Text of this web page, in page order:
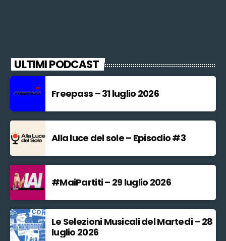
ULTIMI PODCAST
Freepass – 31 luglio 2026
Alla luce del sole – Episodio #3
#MaiPartiti – 29 luglio 2026
Le Selezioni Musicali del Martedì – 28
luglio 2026